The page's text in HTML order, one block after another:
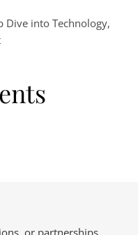
Dive into Technology,
or partnerships,